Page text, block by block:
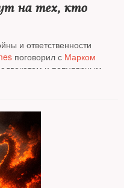
на тех, кто
и ответственности
поговорил с Марком
адвокатом и популярным